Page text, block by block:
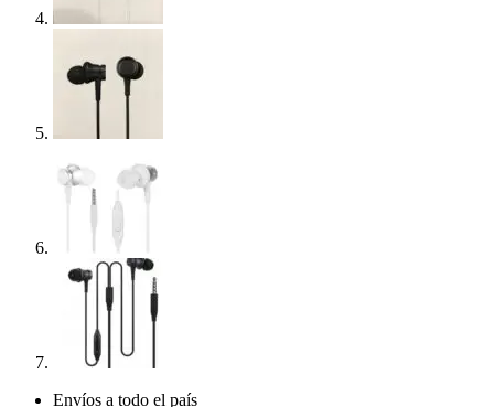
Envíos a todo el país